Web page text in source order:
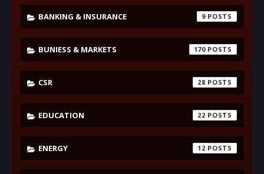
BANKING & INSURANCE 9
BUNIESS & MARKETS 170
CSR 28
EDUCATION 22
ENERGY 12